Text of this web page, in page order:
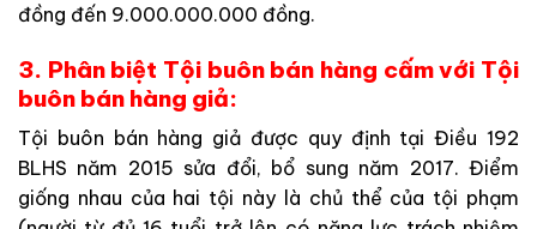
đồng đến 9.000.000.000 đồng.
3. Phân biệt Tội buôn bán hàng cấm với Tội
buôn bán hàng giả:
Tội buôn bán hàng giả được quy định tại Điều 192
BLHS năm 2015 sửa đổi, bổ sung năm 2017. Điểm
giống nhau của hai tội này là chủ thể của tội phạm